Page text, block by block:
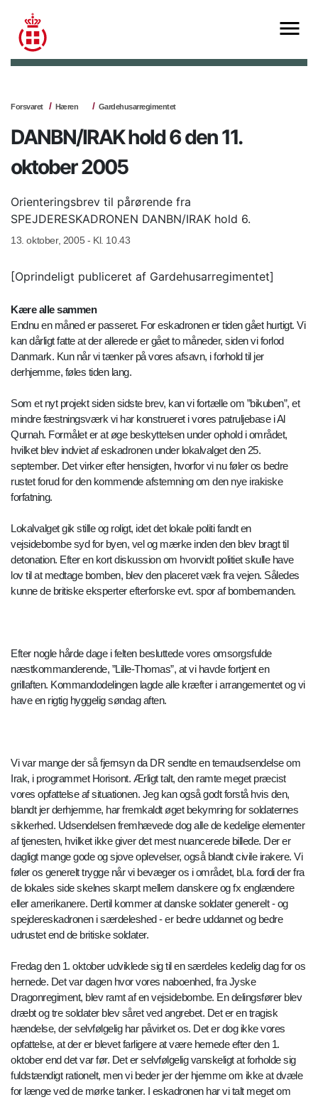
Forsvaret Hæren Gardehusarregimentet
DANBN/IRAK hold 6 den 11.
oktober 2005
Orienteringsbrev til pårørende fra
SPEJDERESKADRONEN DANBN/IRAK hold 6.
13. oktober, 2005 - Kl. 10.43
[Oprindeligt publiceret af Gardehusarregimentet]
Kære alle sammen
Endnu en måned er passeret. For eskadronen er tiden gået hurtigt. Vi
kan dårligt fatte at der allerede er gået to måneder, siden vi forlod
Danmark. Kun når vi tænker på vores afsavn, i forhold til jer
derhjemme, føles tiden lang.
Som et nyt projekt siden sidste brev, kan vi fortælle om ”bikuben”, et
mindre fæstningsværk vi har konstrueret i vores patruljebase i Al
Qurnah. Formålet er at øge beskyttelsen under ophold i området,
hvilket blev indviet af eskadronen under lokalvalget den 25.
september. Det virker efter hensigten, hvorfor vi nu føler os bedre
rustet forud for den kommende afstemning om den nye irakiske
forfatning.
Lokalvalget gik stille og roligt, idet det lokale politi fandt en
vejsidebombe syd for byen, vel og mærke inden den blev bragt til
detonation. Efter en kort diskussion om hvorvidt politiet skulle have
lov til at medtage bomben, blev den placeret væk fra vejen. Således
kunne de britiske eksperter efterforske evt. spor af bombemanden.
Efter nogle hårde dage i felten besluttede vores omsorgsfulde
næstkommanderende, ”Lille-Thomas”, at vi havde fortjent en
grillaften. Kommandodelingen lagde alle kræfter i arrangementet og vi
have en rigtig hyggelig søndag aften.
Vi var mange der så fjernsyn da DR sendte en temaudsendelse om
Irak, i programmet Horisont. Ærligt talt, den ramte meget præcist
vores opfattelse af situationen. Jeg kan også godt forstå hvis den,
blandt jer derhjemme, har fremkaldt øget bekymring for soldaternes
sikkerhed. Udsendelsen fremhævede dog alle de kedelige elementer
af tjenesten, hvilket ikke giver det mest nuancerede billede. Der er
dagligt mange gode og sjove oplevelser, også blandt civile irakere. Vi
føler os generelt trygge når vi bevæger os i området, bl.a. fordi der fra
de lokales side skelnes skarpt mellem danskere og fx englændere
eller amerikanere. Dertil kommer at danske soldater generelt - og
spejdereskadronen i særdeleshed - er bedre uddannet og bedre
udrustet end de britiske soldater.
Fredag den 1. oktober udviklede sig til en særdeles kedelig dag for os
hernede. Det var dagen hvor vores naboenhed, fra Jyske
Dragonregiment, blev ramt af en vejsidebombe. En delingsfører blev
dræbt og tre soldater blev såret ved angrebet. Det er en tragisk
hændelse, der selvfølgelig har påvirket os. Det er dog ikke vores
opfattelse, at der er blevet farligere at være hernede efter den 1.
oktober end det var før. Det er selvfølgelig vanskeligt at forholde sig
fuldstændigt rationelt, men vi beder jer der hjemme om ikke at dvæle
for længe ved de mørke tanker. I eskadronen har vi talt meget om